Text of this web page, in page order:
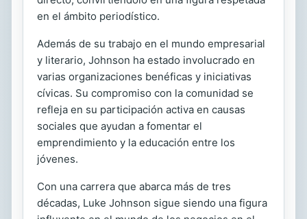
en el ámbito periodístico.
Además de su trabajo en el mundo empresarial
y literario, Johnson ha estado involucrado en
varias organizaciones benéficas y iniciativas
cívicas. Su compromiso con la comunidad se
refleja en su participación activa en causas
sociales que ayudan a fomentar el
emprendimiento y la educación entre los
jóvenes.
Con una carrera que abarca más de tres
décadas, Luke Johnson sigue siendo una figura